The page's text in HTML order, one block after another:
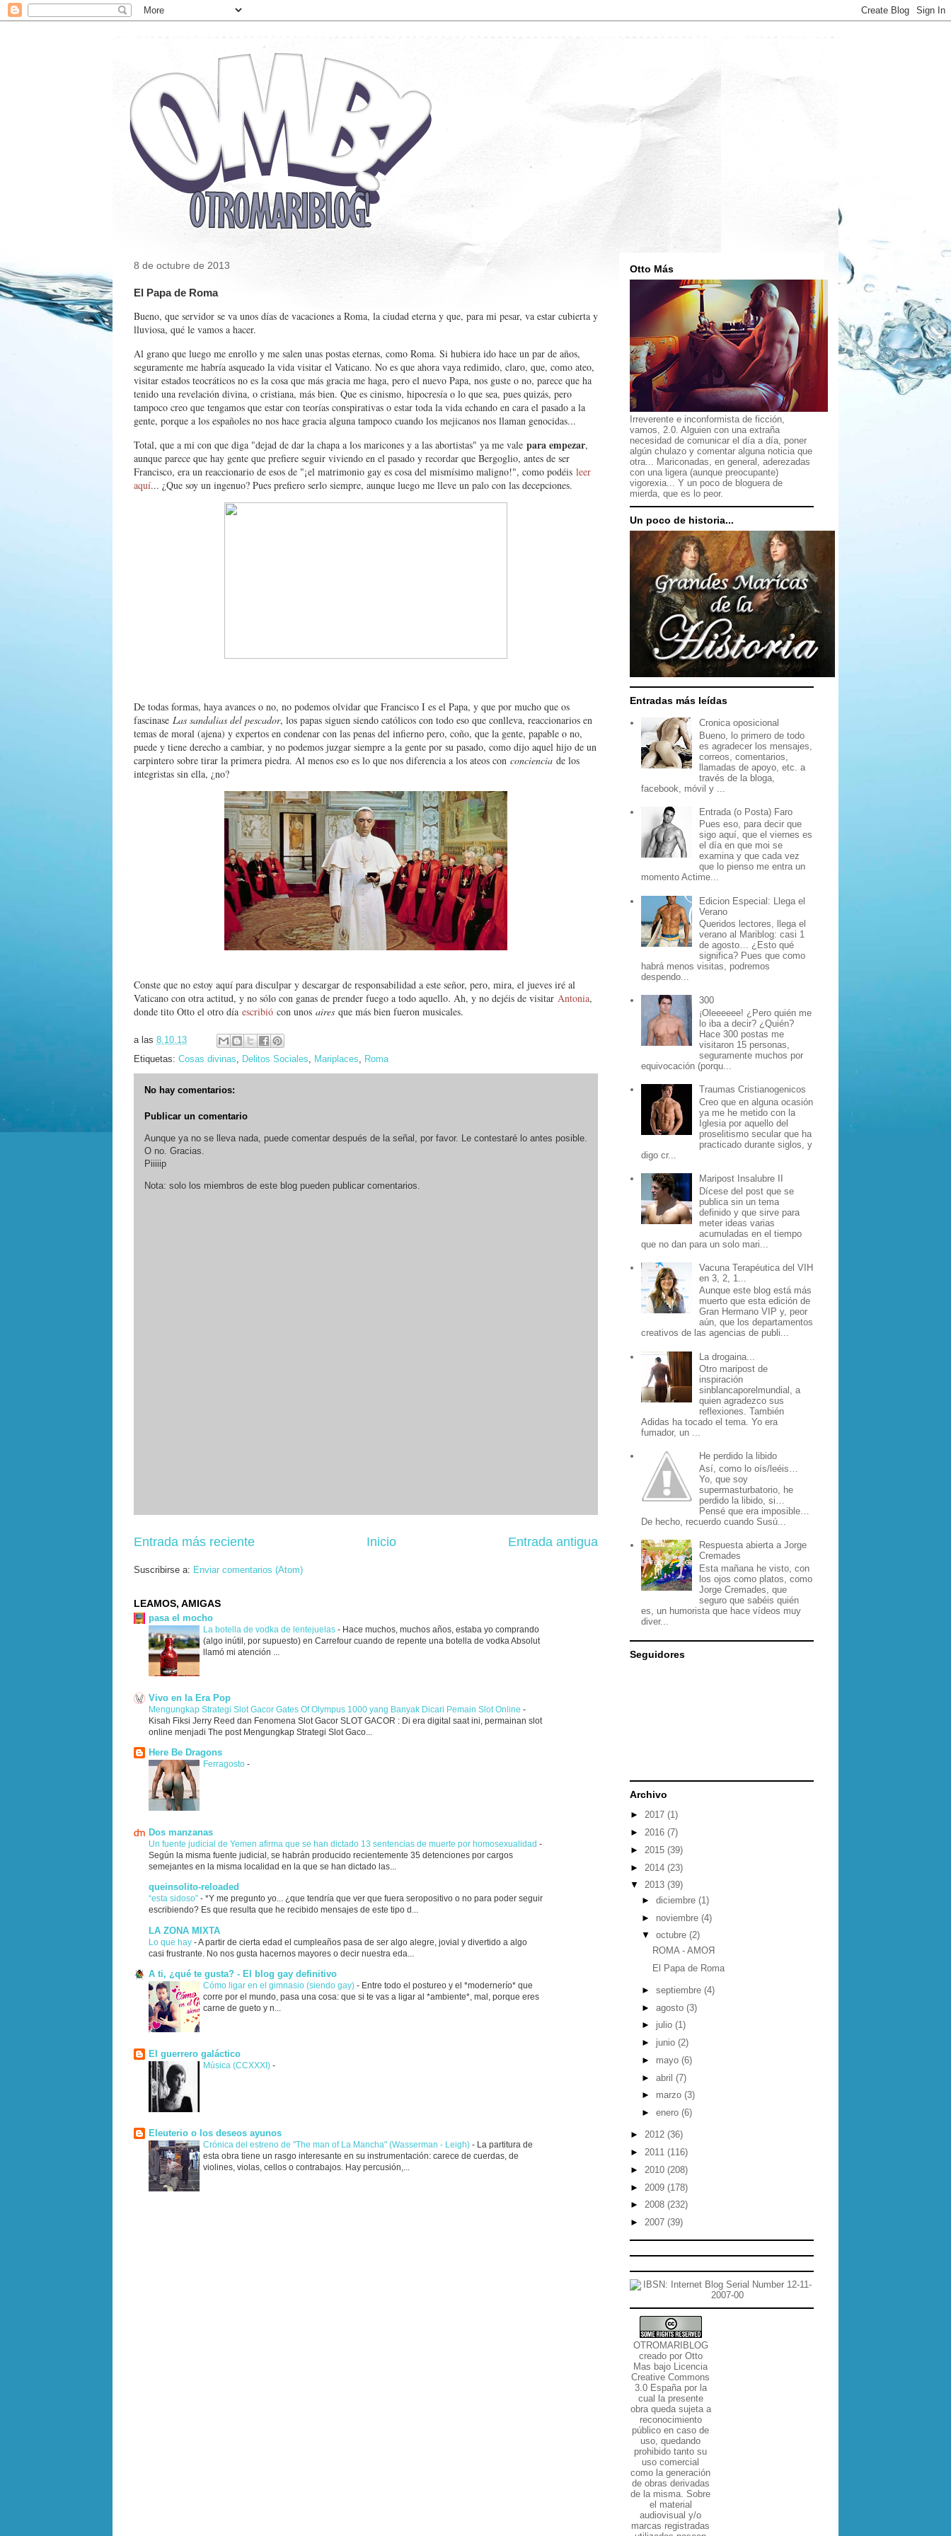
8 de octubre de 2013
El Papa de Roma
Bueno, que servidor se va unos días de vacaciones a Roma, la ciudad eterna y que, para mi pesar, va estar cubierta y
lluviosa, qué le vamos a hacer.
Al grano que luego me enrollo y me salen unas postas eternas, como Roma. Si hubiera ido hace un par de años,
seguramente me habría asqueado la vida visitar el Vaticano. No es que ahora vaya redimido, claro, que, como ateo,
visitar estados teocráticos no es la cosa que más gracia me haga, pero el nuevo Papa, nos guste o no, parece que ha
tenido una revelación divina, o cristiana, más bien. Que es cinismo, hipocresía o lo que sea, pues quizás, pero
tampoco creo que tengamos que estar con teorías conspirativas o estar toda la vida echando en cara el pasado a la
gente, porque a los españoles no nos hace gracia alguna tampoco cuando los mejicanos nos llaman genocidas...
Total, que a mi con que diga "dejad de dar la chapa a los maricones y a las abortistas" ya me vale para empezar,
aunque parece que hay gente que prefiere seguir viviendo en el pasado y recordar que Bergoglio, antes de ser
Francisco, era un reaccionario de esos de "¡el matrimonio gay es cosa del mismísimo maligno!", como podéis leer
aquí... ¿Que soy un ingenuo? Pues prefiero serlo siempre, aunque luego me lleve un palo con las decepciones.
De todas formas, haya avances o no, no podemos olvidar que Francisco I es el Papa, y que por mucho que os
fascinase Las sandalias del pescador, los papas siguen siendo católicos con todo eso que conlleva, reaccionarios en
temas de moral (ajena) y expertos en condenar con las penas del infierno pero, coño, que la gente, papable o no,
puede y tiene derecho a cambiar, y no podemos juzgar siempre a la gente por su pasado, como dijo aquel hijo de un
carpintero sobre tirar la primera piedra. Al menos eso es lo que nos diferencia a los ateos con conciencia de los
integristas sin ella, ¿no?
Conste que no estoy aquí para disculpar y descargar de responsabilidad a este señor, pero, mira, el jueves iré al
Vaticano con otra actitud, y no sólo con ganas de prender fuego a todo aquello. Ah, y no dejéis de visitar Antonia,
donde tito Otto el otro día escribió con unos aires que más bien fueron musicales.
a las 8.10.13
Etiquetas: Cosas divinas Delitos Sociales Mariplaces Roma
No hay comentarios:
Publicar un comentario
Aunque ya no se lleva nada, puede comentar después de la señal, por favor. Le contestaré lo antes posible.
O no. Gracias.
Piiiiip
Nota: solo los miembros de este blog pueden publicar comentarios.
Entrada más reciente Entrada antigua
Inicio
Suscribirse a: Enviar comentarios (Atom)
LEAMOS, AMIGAS
pasa el mocho
La botella de vodka de lentejuelas - Hace muchos, muchos años, estaba yo comprando
(algo inútil, por supuesto) en Carrefour cuando de repente una botella de vodka Absolut
llamó mi atención ...
Vivo en la Era Pop
Mengungkap Strategi Slot Gacor Gates Of Olympus 1000 yang Banyak Dicari Pemain Slot Online -
Kisah Fiksi Jerry Reed dan Fenomena Slot Gacor SLOT GACOR : Di era digital saat ini, permainan slot
online menjadi The post Mengungkap Strategi Slot Gaco...
Here Be Dragons
Ferragosto -
Dos manzanas
Un fuente judicial de Yemen afirma que se han dictado 13 sentencias de muerte por homosexualidad -
Según la misma fuente judicial, se habrán producido recientemente 35 detenciones por cargos
semejantes en la misma localidad en la que se han dictado las...
queinsolito-reloaded
“esta sidoso” - *Y me pregunto yo... ¿que tendría que ver que fuera seropositivo o no para poder seguir
escribiendo? Es que resulta que he recibido mensajes de este tipo d...
LA ZONA MIXTA
Lo que hay -A partir de cierta edad el cumpleaños pasa de ser algo alegre, jovial y divertido a algo
casi frustrante. No nos gusta hacernos mayores o decir nuestra eda...
A ti, ¿qué te gusta? - El blog gay definitivo
Cómo ligar en el gimnasio (siendo gay) - Entre todo el postureo y el *modernerío* que
corre por el mundo, pasa una cosa: que si te vas a ligar al *ambiente*, mal, porque eres
carne de gueto y n...
El guerrero galáctico
Música (CCXXXI) -
Eleuterio o los deseos ayunos
Crónica del estreno de "The man of La Mancha" (Wasserman - Leigh) - La partitura de
esta obra tiene un rasgo interesante en su instrumentación: carece de cuerdas, de
violines, violas, cellos o contrabajos. Hay percusión,...
Otto Más
Irreverente e inconformista de ficción,
vamos, 2.0. Alguien con una extraña
necesidad de comunicar el día a día, poner
algún chulazo y comentar alguna noticia que
otra... Mariconadas, en general, aderezadas
con una ligera (aunque preocupante)
vigorexia... Y un poco de bloguera de
mierda, que es lo peor.
Un poco de historia...
Entradas más leídas
Cronica oposicional
Bueno, lo primero de todo
es agradecer los mensajes,
correos, comentarios,
llamadas de apoyo, etc. a
través de la bloga,
facebook, móvil y ...
Entrada (o Posta) Faro
Pues eso, para decir que
sigo aquí, que el viernes es
el día en que moi se
examina y que cada vez
que lo pienso me entra un
momento Actime...
Edicion Especial: Llega el
Verano
Queridos lectores, llega el
verano al Mariblog: casi 1
de agosto… ¿Esto qué
significa? Pues que como
habrá menos visitas, podremos
despendo...
300
¡Oleeeeee! ¿Pero quién me
lo iba a decir? ¿Quién?
Hace 300 postas me
visitaron 15 personas,
seguramente muchos por
equivocación (porqu...
Traumas Cristianogenicos
Creo que en alguna ocasión
ya me he metido con la
Iglesia por aquello del
proselitismo secular que ha
practicado durante siglos, y
digo cr...
Maripost Insalubre II
Dícese del post que se
publica sin un tema
definido y que sirve para
meter ideas varias
acumuladas en el tiempo
que no dan para un solo mari...
Vacuna Terapéutica del VIH
en 3, 2, 1...
Aunque este blog está más
muerto que esta edición de
Gran Hermano VIP y, peor
aún, que los departamentos
creativos de las agencias de publi...
La drogaina...
Otro maripost de
inspiración
sinblancaporelmundial, a
quien agradezco sus
reflexiones. También
Adidas ha tocado el tema. Yo era
fumador, un ...
He perdido la libido
Así, como lo oís/leéis…
Yo, que soy
supermasturbatorio, he
perdido la libido, si…
Pensé que era imposible…
De hecho, recuerdo cuando Susú...
Respuesta abierta a Jorge
Cremades
Esta mañana he visto, con
los ojos como platos, como
Jorge Cremades, que
seguro que sabéis quién
es, un humorista que hace vídeos muy
diver...
Seguidores
Archivo
► 2017 (1)
► 2016 (7)
► 2015 (39)
► 2014 (23)
▼ 2013 (39)
► diciembre (1)
► noviembre (4)
▼ octubre (2)
ROMA - AMOЯ
El Papa de Roma
► septiembre (4)
► agosto (3)
► julio (1)
► junio (2)
► mayo (6)
► abril (7)
► marzo (3)
► enero (6)
► 2012 (36)
► 2011 (116)
► 2010 (208)
► 2009 (178)
► 2008 (232)
► 2007 (39)
OTROMARIBLOG
creado por Otto
Mas bajo Licencia
Creative Commons
3.0 España por la
cual la presente
obra queda sujeta a
reconocimiento
público en caso de
uso, quedando
prohibido tanto su
uso comercial
como la generación
de obras derivadas
de la misma . Sobre
el material
audiovisual y/o
marcas registradas